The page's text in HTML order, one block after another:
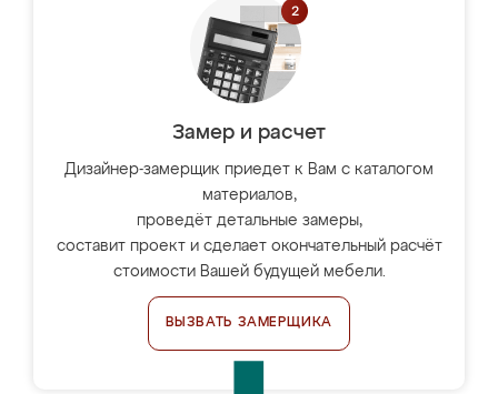
Замер и расчет
Дизайнер-замерщик приедет к Вам с каталогом
материалов,
проведёт детальные замеры,
составит проект и сделает окончательный расчёт
стоимости Вашей будущей мебели.
ВЫЗВАТЬ ЗАМЕРЩИКА